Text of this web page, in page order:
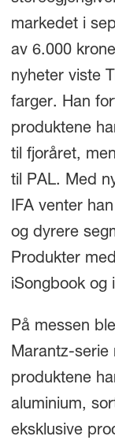
markedet i
av 6.000
nyheter viste
farger. Han
produktene
til fjoråret,
til PAL. Med
IFA venter
og dyrere
Produkter
iSongbook og
På messen
Marantz-serie
produktene
aluminium,
eksklusive